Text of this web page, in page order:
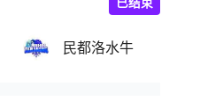
民都洛水牛